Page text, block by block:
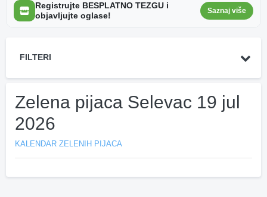
Registrujte BESPLATNO TEZGU i
objavljujte oglase!
Saznaj više
FILTERI
Zelena pijaca Selevac 19 jul
2026
KALENDAR ZELENIH PIJACA